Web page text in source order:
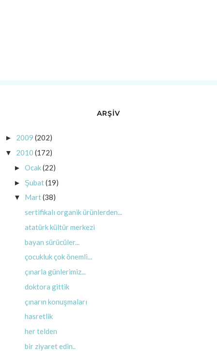
ARŞİV
► 2009 (202)
▼ 2010 (172)
► Ocak(22)
► Şubat(19)
▼ Mart(38)
sertifikalı organik ürünlerden...
atatürk kültür merkezi
bayan sürücüler...
çocukluk çok önemli...
çınarla günlerimiz...
doktora gittik
çınarın konuşmaları
hasretlik
her telden
bir ziyaret edin..